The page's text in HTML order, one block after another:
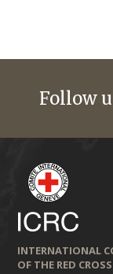
Follow
INTERNATIONAL
OF THE RED CROSS